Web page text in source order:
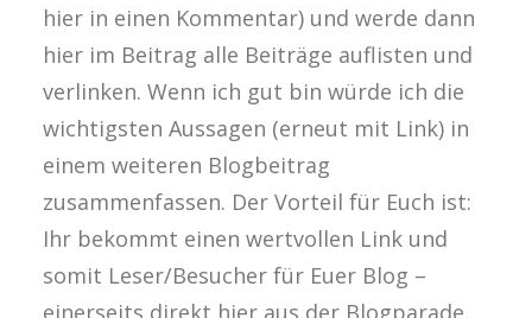
hier in einen Kommentar) und werde dann
hier im Beitrag alle Beiträge auflisten und
verlinken. Wenn ich gut bin würde ich die
wichtigsten Aussagen (erneut mit Link) in
einem weiteren Blogbeitrag
zusammenfassen. Der Vorteil für Euch ist:
Ihr bekommt einen wertvollen Link und
somit Leser/Besucher für Euer Blog –
einerseits direkt hier aus der Blogparade,